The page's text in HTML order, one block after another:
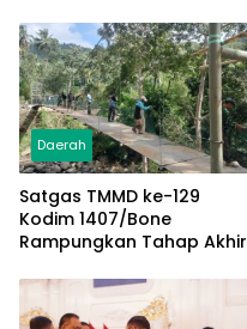
Daerah
Satgas TMMD ke-129
Kodim 1407/Bone
Rampungkan Tahap Akhir
Pattuku, Jaring Pengaman
Mulai Terpasang